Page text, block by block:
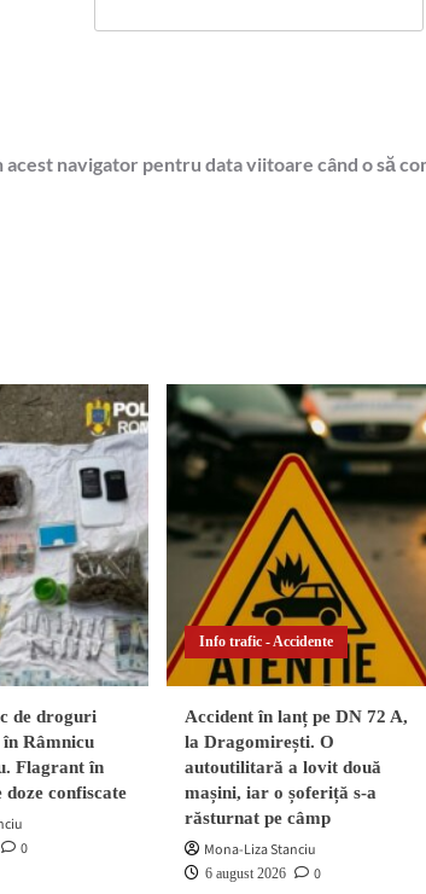
navigator pentru data viitoare când o să
de droguri
Râmnicu
Flagrant în
doze confiscate
0
Info trafic - Accidente
Accident în lanț pe DN 72 A,
la Dragomirești. O
autoutilitară a lovit două
mașini, iar o șoferiță s-a
răsturnat pe câmp
Mona-Liza Stanciu
6 august 2026 0